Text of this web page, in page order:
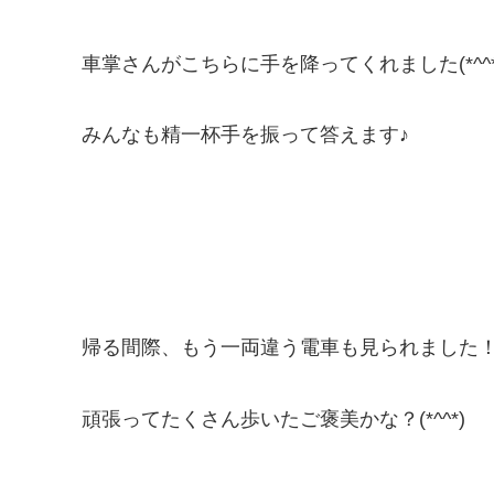
車掌さんがこちらに手を降ってくれました
みんなも精一杯手を振って答えます♪
帰る間際、もう一両違う電車も見られました
頑張ってたくさん歩いたご褒美かな？(*^^*)